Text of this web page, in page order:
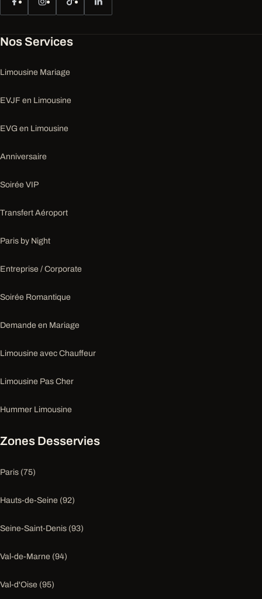
Nos Services
Limousine Mariage
EVJF en Limousine
EVG en Limousine
Anniversaire
Soirée VIP
Transfert Aéroport
Paris by Night
Entreprise / Corporate
Soirée Romantique
Demande en Mariage
Limousine avec Chauffeur
Limousine Pas Cher
Hummer Limousine
Zones Desservies
Paris (75)
Hauts-de-Seine (92)
Seine-Saint-Denis (93)
Val-de-Marne (94)
Val-d'Oise (95)